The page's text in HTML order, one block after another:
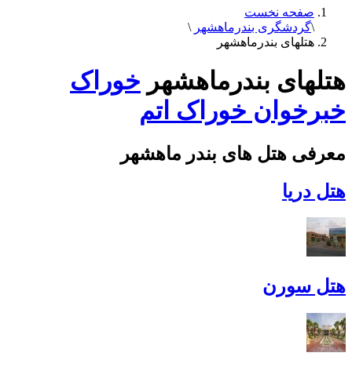
صفحه نخست
\گردشگری بندرماهشهر \
هتلهای بندرماهشهر
هتلهای بندرماهشهر خوراک
خبرخوان خوراک اتم
معرفی هتل های بندر ماهشهر
هتل دریا
هتل سورن